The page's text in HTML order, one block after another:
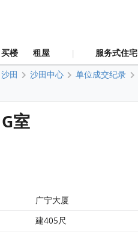
买楼 租屋 | 服务式住宅
沙田 沙田中心 单位成交纪录
室
广宁大厦
建405尺